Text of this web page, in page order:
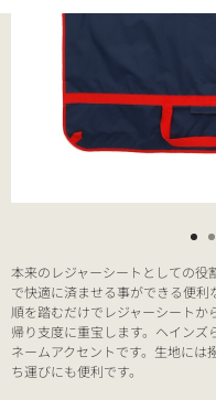
本来のレジャーシートとしての
で快適に済ませる事ができる便利
順を踏むだけでレジャーシートか
帰り支度に重宝します。ヘイン
ネームアクセントです。生地には
ち運びにも便利です。